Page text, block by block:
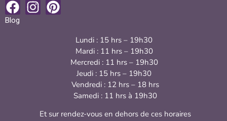
Lundi : 15 hrs – 19h30
Mardi : 11 hrs – 19h30
Mercredi : 11 hrs – 19h30
Jeudi : 15 hrs – 19h30
Vendredi : 12 hrs – 18 hrs
Samedi : 11 hrs à 19h30
Et sur rendez-vous en dehors de ces horaires
Blog